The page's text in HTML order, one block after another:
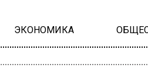
ЭКОНОМИКА